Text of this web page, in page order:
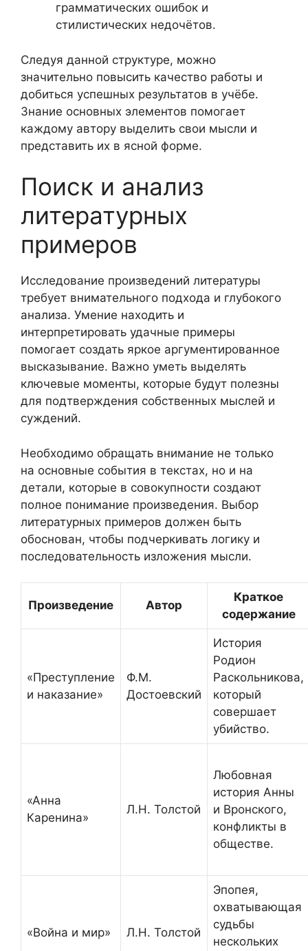
грамматических ошибок и
стилистических недочётов.
Следуя данной структуре, можно
значительно повысить качество работы и
добиться успешных результатов в учёбе.
Знание основных элементов помогает
каждому автору выделить свои мысли и
представить их в ясной форме.
Поиск и анализ
литературных
примеров
Исследование произведений литературы
требует внимательного подхода и глубокого
анализа. Умение находить и
интерпретировать удачные примеры
помогает создать яркое аргументированное
высказывание. Важно уметь выделять
ключевые моменты, которые будут полезны
для подтверждения собственных мыслей и
суждений.
Необходимо обращать внимание не только
на основные события в текстах, но и на
детали, которые в совокупности создают
полное понимание произведения. Выбор
литературных примеров должен быть
обоснован, чтобы подчеркивать логику и
последовательность изложения мысли.
Произведение Автор
Краткое
содержание
«Преступление
и наказание»
Ф.М.
Достоевский
История
Родион
Раскольникова,
который
совершает
убийство.
«Анна
Каренина»
Л.Н. Толстой
Любовная
история Анны
и Вронского,
конфликты в
обществе.
«Война и мир» Л.Н. Толстой
Эпопея,
охватывающая
судьбы
нескольких